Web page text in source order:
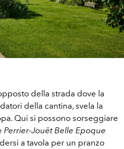
della strada dove la
della cantina, svela la
Qui si possono sorseggiare
Perrier-Jouët Belle Epoque
a tavola per un pranzo